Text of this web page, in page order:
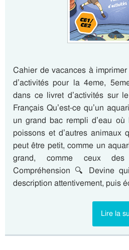
Cahier de vacances à
d’activités pour la 4eme,
dans ce livret d’activités sur
Français Qu’est-ce qu’un
un grand bac rempli d’eau où
poissons et d’autres animaux
peut être petit, comme un
grand, comme ceux des
Compréhension 🔍 Devine
description attentivement, puis
Lire la